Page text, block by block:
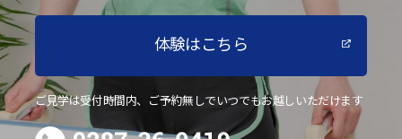
体験はこちら
ご見学は受付時間内、ご予約無しでいつでもお越しいただけます